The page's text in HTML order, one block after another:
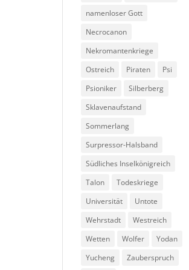
namenloser Gott
Necrocanon
Nekromantenkriege
Ostreich
Piraten
Psi
Psioniker
Silberberg
Sklavenaufstand
Sommerlang
Surpressor-Halsband
Südliches Inselkönigreich
Talon
Todeskriege
Universität
Untote
Wehrstadt
Westreich
Wetten
Wolfer
Yodan
Yucheng
Zauberspruch